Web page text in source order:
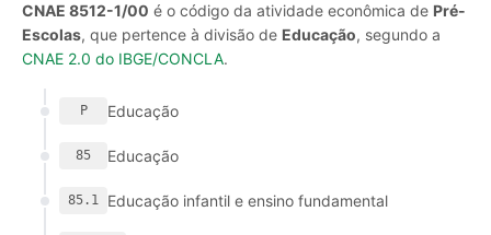
CNAE 8512-1/00 é o código da atividade econômica de Pré-
Escolas, que pertence à divisão de Educação, segundo a
CNAE 2.0 do IBGE/CONCLA.
P Educação
85 Educação
85.1 Educação infantil e ensino fundamental